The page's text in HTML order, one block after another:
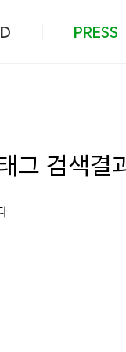
PRESS
그 검색결